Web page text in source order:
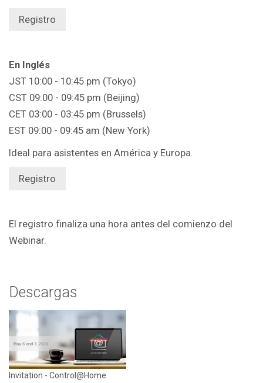
Registro
En Inglés
JST 10:00 - 10:45 pm (Tokyo)
CST 09:00 - 09:45 pm (Beijing)
CET 03:00 - 03:45 pm (Brussels)
EST 09:00 - 09:45 am (New York)
Ideal para asistentes en América y Europa.
Registro
El registro finaliza una hora antes del comienzo del
Webinar.
Descargas
Invitation - Control@Home